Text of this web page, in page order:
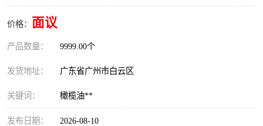
价格： 面议
产品数量： 9999.00个
发货地址： 广东省广州市白云区
关键词： 橄榄油**
发布日期： 2026-08-10